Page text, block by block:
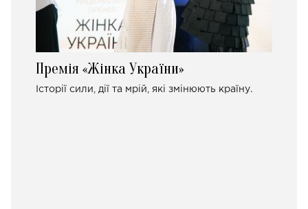
Премія «Жінка України»
Історії сили, дії та мрій, які змінюють країну.